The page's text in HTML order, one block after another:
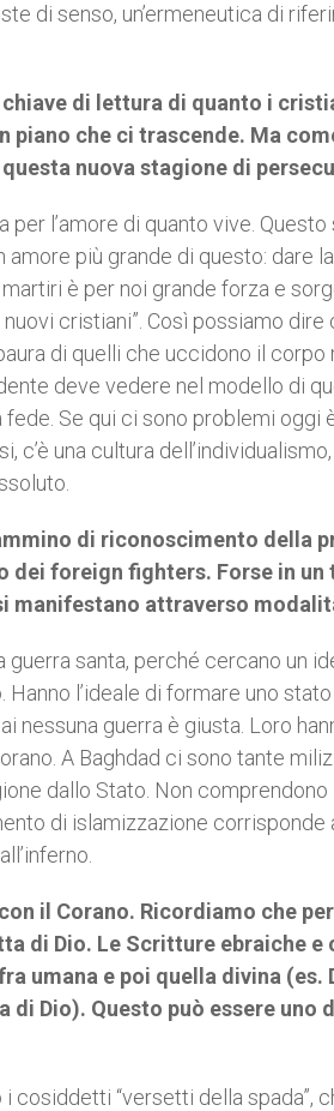
di senso, un’ermeneutica di
di lettura di quanto i
piano che ci trascende. Ma
nuova stagione di
l’amore di quanto vive. Questo
più grande di questo: dare
è per noi grande forza e
cristiani”. Così possiamo dire
di quelli che uccidono il corpo
deve vedere nel modello di
Se qui ci sono problemi oggi
una cultura
di riconoscimento della
foreign fighters. Forse in un
manifestano attraverso
santa, perché cercano un
l’ideale di formare uno stato
nessuna guerra è giusta. Loro
A Baghdad ci sono tante
dallo Stato. Non comprendono
di islamizzazione corrisponde
il Corano. Ricordiamo che
di Dio. Le Scritture ebraiche e
umana e poi quella divina (es.
Dio). Questo può essere uno
cosiddetti “versetti della spada”,